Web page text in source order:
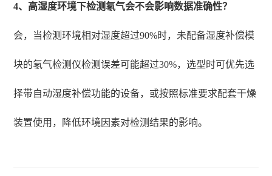
4、高湿度环境下检测氡气会不会影响数据准确性？
会，当检测环境相对湿度超过90%时，未配备湿度补偿模
块的氡气检测仪检测误差可能超过30%，选型时可优先选
择带自动湿度补偿功能的设备，或按照标准要求配套干燥
装置使用，降低环境因素对检测结果的影响。